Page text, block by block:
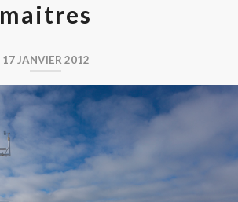
maitres
17 JANVIER 2012